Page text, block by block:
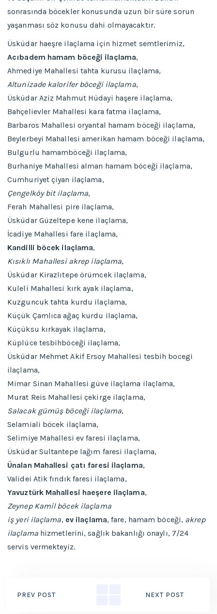
sonrasında böcekler konusunda uzun bir süre sorun
yaşanması söz konusu dahi olmayacaktır.
Üsküdar haeşre ilaçlama için hizmet semtlerimiz,
Acıbadem hamam böceği ilaçlama,
Ahmediye Mahallesi tahta kurusu ilaçlama,
Altunizade kalorifer böceği ilaçlama,
Üsküdar Aziz Mahmut Hüdayi haşere ilaçlama,
Bahçelievler Mahallesi kara fatma ilaçlama,
Barbaros Mahallesi oryantal hamam böceği ilaçlama,
Beylerbeyi Mahallesi amerikan hamam böceği ilaçlama,
Bulgurlu hamamböceği ilaçlama,
Burhaniye Mahallesi alman hamam böceği ilaçlama,
Cumhuriyet çiyan ilaçlama,
Çengelköy bit ilaçlama,
Ferah Mahallesi pire ilaçlama,
Üsküdar Güzeltepe kene ilaçlama,
İcadiye Mahallesi fare ilaçlama,
Kandilli böcek ilaçlama,
Kısıklı Mahallesi akrep ilaçlama,
Üsküdar Kirazlıtepe örümcek ilaçlama,
Kuleli Mahallesi kırk ayak ilaçlama,
Kuzguncuk tahta kurdu ilaçlama,
Küçük Çamlıca ağaç kurdu ilaçlama,
Küçüksu kırkayak ilaçlama,
Küplüce tesbihböceği ilaçlama,
Üsküdar Mehmet Akif Ersoy Mahallesi tesbih bocegi
ilaçlama,
Mimar Sinan Mahallesi güve ilaçlama ilaçlama,
Murat Reis Mahallesi çekirge ilaçlama,
Salacak gümüş böceği ilaçlama,
Selamiali böcek ilaçlama,
Selimiye Mahallesi ev faresi ilaçlama,
Üsküdar Sultantepe lağım faresi ilaçlama,
Ünalan Mahallesi çatı faresi ilaçlama,
Validei Atik fındık faresi ilaçlama,
Yavuztürk Mahallesi haeşere ilaçlama,
Zeynep Kamil böcek ilaçlama
iş yeri ilaçlama, ev ilaçlama, fare, hamam böceği, akrep
ilaçlamahizmetlerini, sağlık bakanlığı onaylı, 7/24
servis vermekteyiz.
PREV POST NEXT POST